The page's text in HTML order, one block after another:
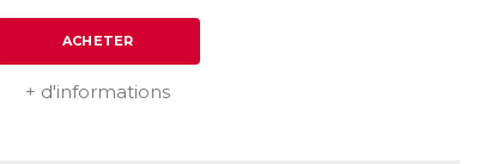
ACHETER
+ d'informations